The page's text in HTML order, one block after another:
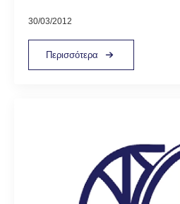
30/03/2012
Περισσότερα